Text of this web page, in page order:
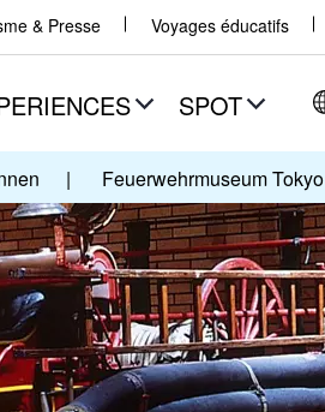
& Presse Voyages éducatifs
SPOT
| Feuerwehrmuseum Tokyo